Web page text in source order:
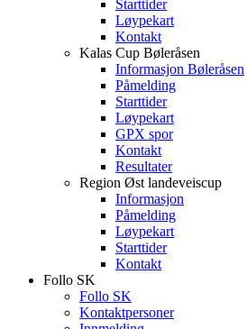
Starttider
Løypekart
Kontakt
Kalas Cup Bøleråsen
Informasjon Bøleråsen
Påmelding
Starttider
Løypekart
GPX spor
Kontakt
Resultater
Region Øst landeveiscup
Informasjon
Påmelding
Løypekart
Starttider
Kontakt
Follo SK
Follo SK
Kontaktpersoner